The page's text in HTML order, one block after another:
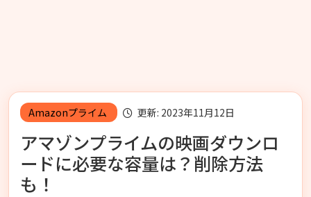
Amazonプライム 更新: 2023年11月12日
アマゾンプライムの映画ダウンロ
ードに必要な容量は？削除方法
も！